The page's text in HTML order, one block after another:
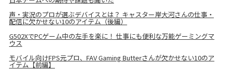
声・実況のプロが選ぶデバイスとは？ キャスター岸大河さんの仕事・
配信に欠かせない10のアイテム（後編）
G502XでPCゲーム中の左手を楽に！ 仕事にも便利な万能ゲーミングマ
ウス
モバイル向けFPS元プロ、FAV Gaming Butterさんが欠かせない10のア
イテム【前編】